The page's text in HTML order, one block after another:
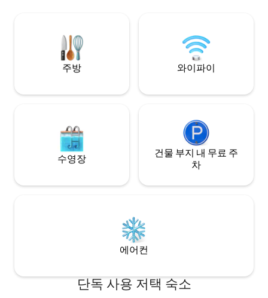
to snuggle up in. Come experience the
hippest hideaway in town – book now
and indulge in the ultimate escape!
주방 와이파이
수영장
건물 부지 내 무료 주
차
에어컨
단독 사용 저택 숙소